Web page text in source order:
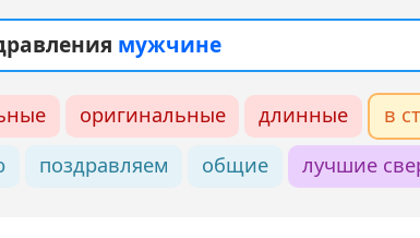
мужчине
оригинальные длинные в
поздравляем общие лучшие